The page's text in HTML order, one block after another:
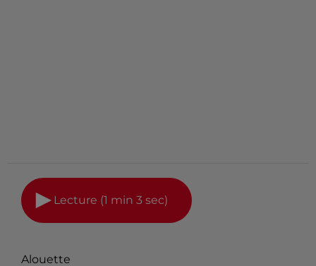
Lecture (1 min 3 sec)
Alouette